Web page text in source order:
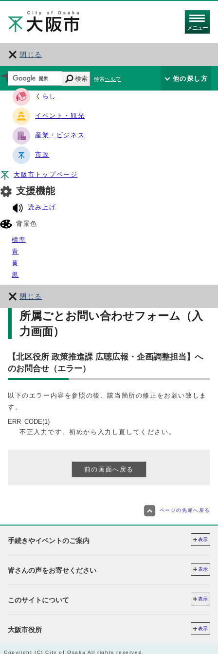
メニュー
閉じる
サイト・ナビ
くらし
イベント・観光
産業・ビジネス
市政
大阪市トップページ
支援機能
読み上げ
背景色
標準
青
黄
黒
閉じる
検索 検索ヘルプ 他の探し方
所属ごとお問い合わせフォーム（入
力画面）
【北区役所 政策推進課 広聴広報・企画調整担当】へ
のお問合せ（エラー）
以下のエラー内容を参照の後、該当箇所の修正をお願い致しま
す。
ERR_CODE(1)
不正入力です。初めから入力し直してください。
ページの先頭へ戻る
手続きやイベントのご案内 表示
皆さんの声をお寄せください 表示
このサイトについて 表示
大阪市役所 表示
Copyright (C) City of Osaka All rights reserved.